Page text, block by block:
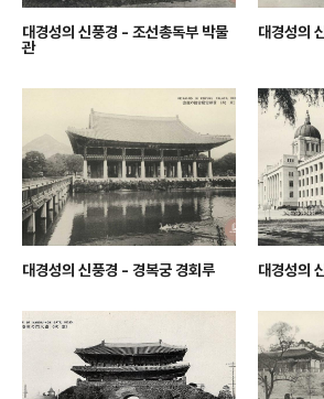
대경성의 신풍경 - 조선총독부 박물
관
대경성의
대경성의 신풍경 - 경복궁 경회루 대경성의